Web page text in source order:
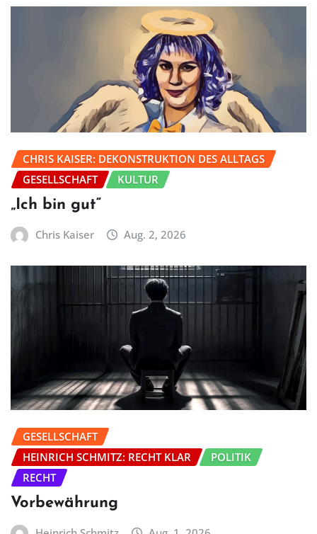
CHRIS KAISER: DEKONSTRUKTION DES ALLTAGS
GESELLSCHAFT
KULTUR
„Ich bin gut“
Chris Kaiser Aug. 2, 2026
GESELLSCHAFT
HEINRICH SCHMITZ: RECHT KLAR
POLITIK
RECHT
Vorbewährung